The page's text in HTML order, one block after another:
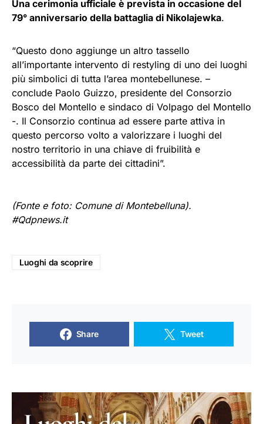
Una cerimonia ufficiale è prevista in occasione del
79° anniversario della battaglia di Nikolajewka.
“Questo dono aggiunge un altro tassello
all’importante intervento di restyling di uno dei luoghi
più simbolici di tutta l’area montebellunese. –
conclude Paolo Guizzo, presidente del Consorzio
Bosco del Montello e sindaco di Volpago del Montello
-. Il Consorzio continua ad essere parte attiva in
questo percorso volto a valorizzare i luoghi del
nostro territorio in una chiave di fruibilità e
accessibilità da parte dei cittadini”.
(Fonte e foto: Comune di Montebelluna).
#Qdpnews.it
Luoghi da scoprire
Share Tweet